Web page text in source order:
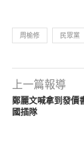
周榆修 民眾黨
上一篇報導
鄭麗文喊拿到發
國插隊